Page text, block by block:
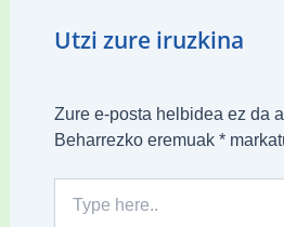
Utzi zure iruzkina
Zure e-posta helbidea ez da
Beharrezko eremuak *
here..